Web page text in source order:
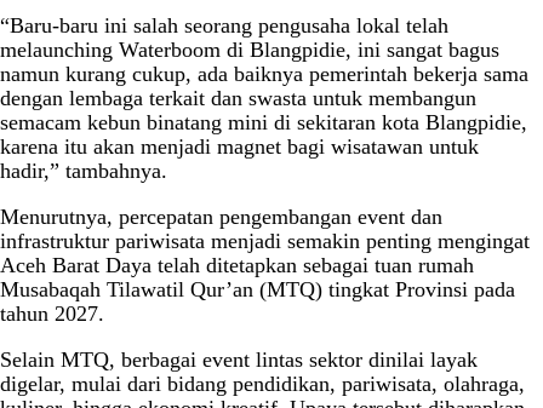
“Baru-baru ini salah seorang pengusaha lokal telah
melaunching Waterboom di Blangpidie, ini sangat bagus
namun kurang cukup, ada baiknya pemerintah bekerja sama
dengan lembaga terkait dan swasta untuk membangun
semacam kebun binatang mini di sekitaran kota Blangpidie,
karena itu akan menjadi magnet bagi wisatawan untuk
hadir,” tambahnya.
Menurutnya, percepatan pengembangan event dan
infrastruktur pariwisata menjadi semakin penting mengingat
Aceh Barat Daya telah ditetapkan sebagai tuan rumah
Musabaqah Tilawatil Qur’an (MTQ) tingkat Provinsi pada
tahun 2027.
Selain MTQ, berbagai event lintas sektor dinilai layak
digelar, mulai dari bidang pendidikan, pariwisata, olahraga,